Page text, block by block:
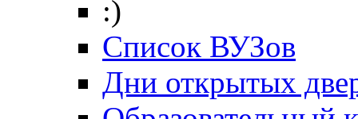
:)
Список ВУЗов
Дни открытых